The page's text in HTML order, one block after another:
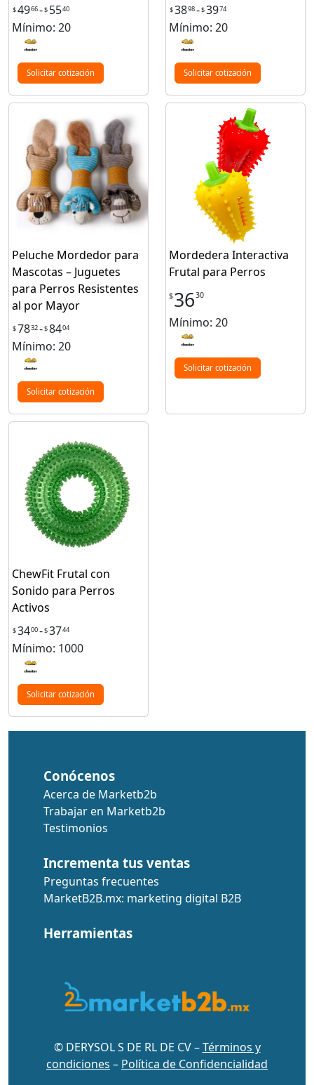
$4966-$ 5540
Mínimo: 20
Solicitar cotización
$3898-$3974
Mínimo: 20
Solicitar cotización
Peluche Mordedor para
Mascotas – Juguetes
para Perros Resistentes
al por Mayor
$7832-$8404
Mínimo: 20
Solicitar cotización
Mordedera Interactiva
Frutal para Perros
$3630
Mínimo: 20
Solicitar cotización
ChewFit Frutal con
Sonido para Perros
Activos
$3400-$3744
Mínimo: 1000
Solicitar cotización
Conócenos
Acerca de Marketb2b
Trabajar en Marketb2b
Testimonios
Incrementa tus ventas
Preguntas frecuentes
MarketB2B.mx: marketing digital B2B
Herramientas
© DERYSOL S DE RL DE CV –Términos y
condiciones – Política de Confidencialidad